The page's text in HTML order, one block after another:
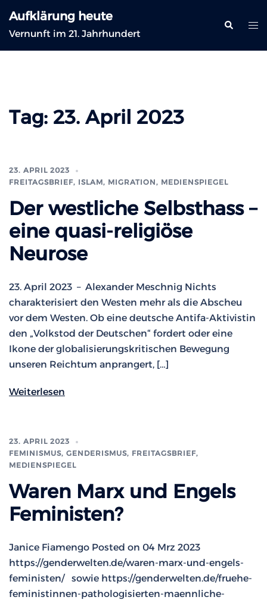
Inhalt
springen
Aufklärung heute
Vernunft im 21. Jahrhundert
Suche
Tag: 23. April 2023
23. APRIL 2023
FREITAGSBRIEF, ISLAM, MIGRATION, MEDIENSPIEGEL
Der westliche Selbsthass –
eine quasi-religiöse
Neurose
23. April 2023 – Alexander Meschnig Nichts
charakterisiert den Westen mehr als die Abscheu
vor dem Westen. Ob eine deutsche Antifa-Aktivistin
den „Volkstod der Deutschen“ fordert oder eine
Ikone der globalisierungskritischen Bewegung
unseren Reichtum anprangert, […]
Weiterlesen
23. APRIL 2023
FEMINISMUS, GENDERISMUS, FREITAGSBRIEF,
MEDIENSPIEGEL
Waren Marx und Engels
Feministen?
Janice Fiamengo Posted on 04 Mrz 2023
https://genderwelten.de/waren-marx-und-engels-
feministen/ sowie https://genderwelten.de/fruehe-
feministinnen-pathologisierten-maennliche-